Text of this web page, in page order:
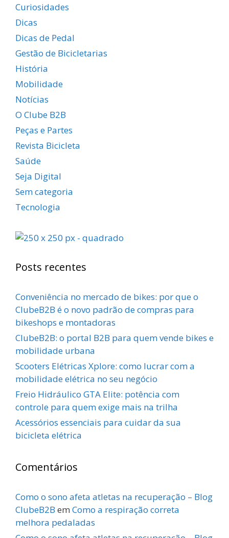
Curiosidades
Dicas
Dicas de Pedal
Gestão de Bicicletarias
História
Mobilidade
Notícias
O Clube B2B
Peças e Partes
Revista Bicicleta
Saúde
Seja Digital
Sem categoria
Tecnologia
Posts recentes
Conveniência no mercado de bikes: por que o
ClubeB2B é o novo padrão de compras para
bikeshops e montadoras
ClubeB2B: o portal B2B para quem vende bikes e
mobilidade urbana
Scooters Elétricas Xplore: como lucrar com a
mobilidade elétrica no seu negócio
Freio Hidráulico GTA Elite: potência com
controle para quem exige mais na trilha
Acessórios essenciais para cuidar da sua
bicicleta elétrica
Comentários
Como o sono afeta atletas na recuperação – Blog
ClubeB2B em Como a respiração correta
melhora pedaladas